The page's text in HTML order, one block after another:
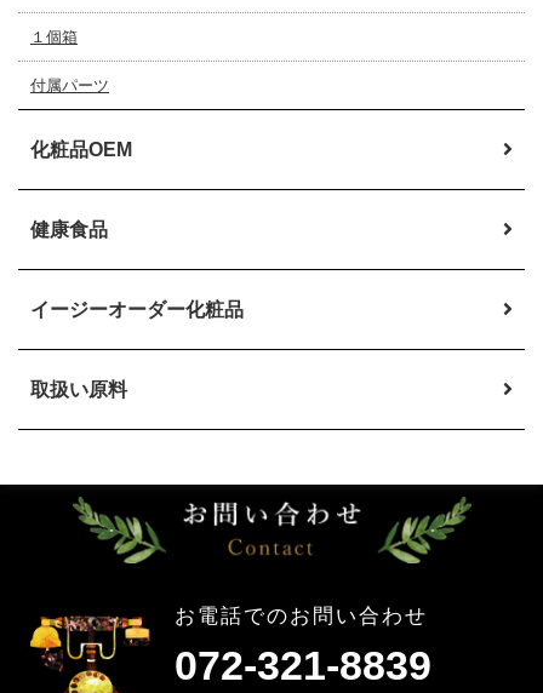
１個箱
付属パーツ
化粧品OEM
健康食品
イージーオーダー化粧品
取扱い原料
お電話でのお問い合わせ
072-321-8839